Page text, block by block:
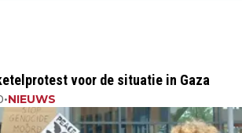
voor de situatie in Gaza
•NIEUWS